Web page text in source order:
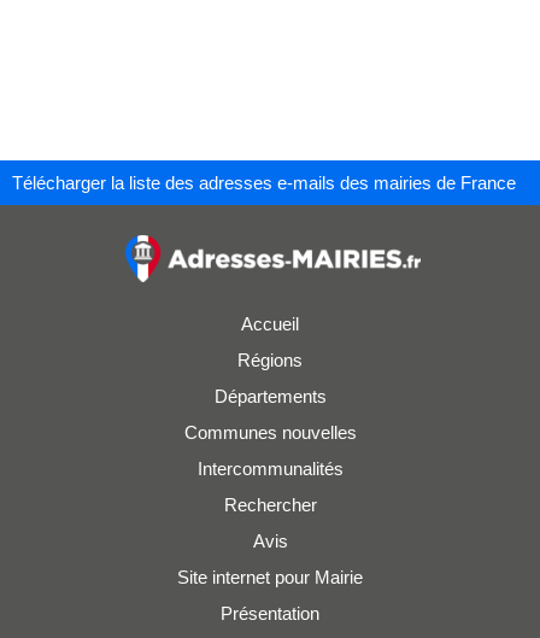
Télécharger la liste des adresses e-mails des mairies de France
Accueil
Régions
Départements
Communes nouvelles
Intercommunalités
Rechercher
Avis
Site internet pour Mairie
Présentation